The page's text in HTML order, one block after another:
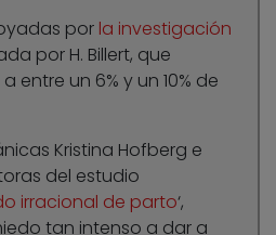
por la investigación
por H. Billert, que
un 6% y un 10% de
Kristina Hofberg e
del estudio
irracional de parto‘,
tan intenso a dar a